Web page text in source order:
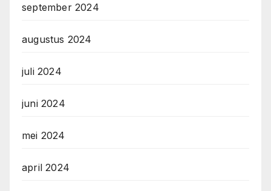
september 2024
augustus 2024
juli 2024
juni 2024
mei 2024
april 2024